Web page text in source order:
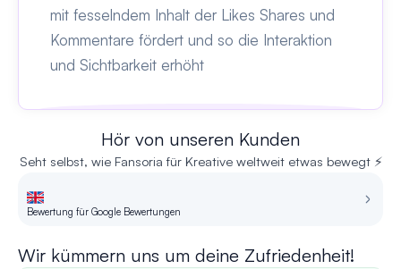
mit fesselndem Inhalt der Likes Shares und
Kommentare fördert und so die Interaktion
und Sichtbarkeit erhöht
Hör von unseren Kunden
Seht selbst, wie Fansoria für Kreative weltweit etwas bewegt ⚡
Bewertung für Google Bewertungen
Wir kümmern uns um deine Zufriedenheit!